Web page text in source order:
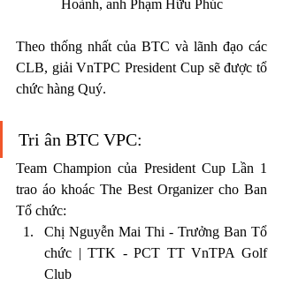
Hoành, anh Phạm Hữu Phúc
Theo thống nhất của BTC và lãnh đạo các
CLB, giải VnTPC President Cup sẽ được tổ
chức hàng Quý.
Tri ân BTC VPC:
Team Champion của President Cup Lần 1
trao áo khoác The Best Organizer cho Ban
Tổ chức:
Chị Nguyễn Mai Thi - Trưởng Ban Tổ
chức | TTK - PCT TT VnTPA Golf
Club